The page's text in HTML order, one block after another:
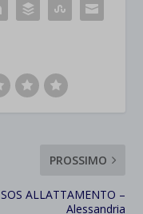
PROSSIMO
SOS ALLATTAMENTO –
Alessandria